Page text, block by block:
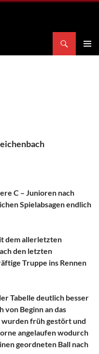
C – Junioren nach
Spielabsagen endlich
dem allerletzten
den letzten
Truppe ins Rennen
Tabelle deutlich besser
von Beginn an das
früh gestört und
angelaufen wodurch
geordneten Ball nach